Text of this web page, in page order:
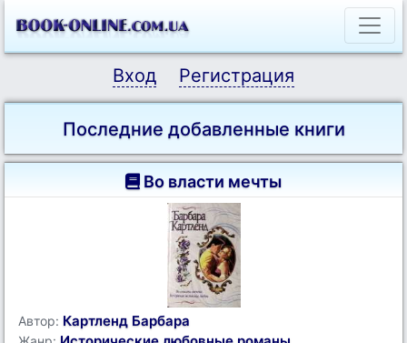
Вход Регистрация
Последние добавленные книги
Во власти мечты
Автор: Картленд Барбара